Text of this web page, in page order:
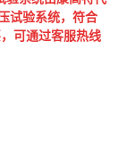
试验系统，符合
可通过客服热线